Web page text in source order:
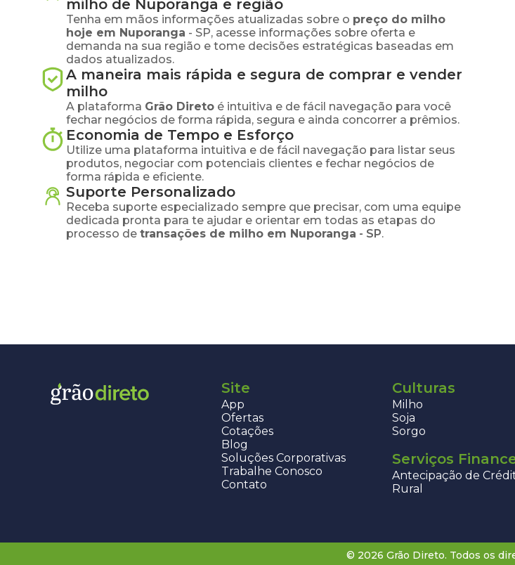
milho de Nuporanga e região
Tenha em mãos informações atualizadas sobre o preço do milho
hoje em Nuporanga - SP, acesse informações sobre oferta e
demanda na sua região e tome decisões estratégicas baseadas em
dados atualizados.
A maneira mais rápida e segura de comprar e vender
milho
A plataforma Grão Direto é intuitiva e de fácil navegação para você
fechar negócios de forma rápida, segura e ainda concorrer a prêmios.
Economia de Tempo e Esforço
Utilize uma plataforma intuitiva e de fácil navegação para listar seus
produtos, negociar com potenciais clientes e fechar negócios de
forma rápida e eficiente.
Suporte Personalizado
Receba suporte especializado sempre que precisar, com uma equipe
dedicada pronta para te ajudar e orientar em todas as etapas do
processo de transações de milho em Nuporanga - SP.
Site
App
Ofertas
Cotações
Blog
Soluções Corporativas
Trabalhe Conosco
Contato
Culturas
Milho
Soja
Sorgo
Serviços
Antecipação de
Rural
© 2026 Grão Direto. Todos os